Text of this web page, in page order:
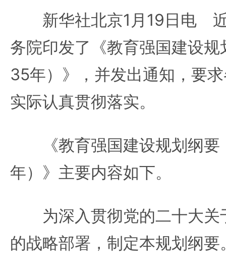
新华社北京1月19日电 近
务院印发了《教育强国建设
35年）》，并发出通知，要
实际认真贯彻落实。
《教育强国建设规划纲
年）》主要内容如下。
为深入贯彻党的二十大关
的战略部署，制定本规划纲要